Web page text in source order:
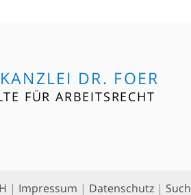
DR. FOER
FÜR ARBEITSRECHT
| Impressum | Datenschutz |